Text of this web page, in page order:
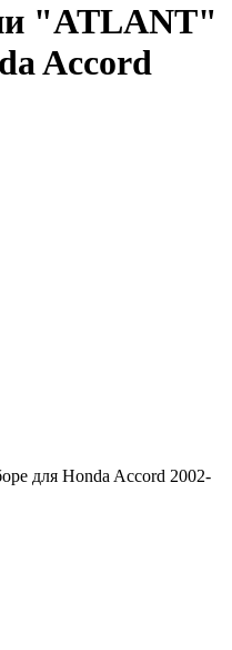
"ATLANT"
Accord
для Honda Accord 2002-